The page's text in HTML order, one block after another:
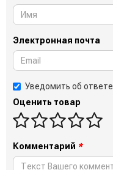
Электронная почта
Уведомить об ответе
Оценить товар
Комментарий *